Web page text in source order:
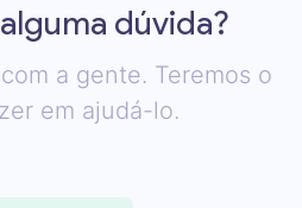
dúvida?
a gente. Teremos o
em ajudá-lo.